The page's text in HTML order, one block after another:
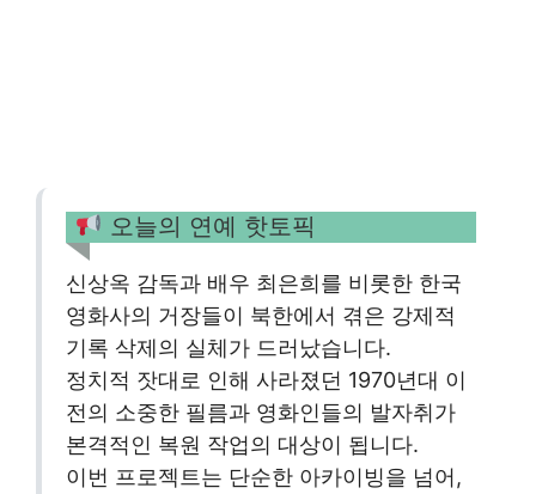
오늘의 연예 핫토픽
신상옥 감독과 배우 최은희를 비롯한 한국
영화사의 거장들이 북한에서 겪은 강제적
기록 삭제의 실체가 드러났습니다.
정치적 잣대로 인해 사라졌던 1970년대 이
전의 소중한 필름과 영화인들의 발자취가
본격적인 복원 작업의 대상이 됩니다.
이번 프로젝트는 단순한 아카이빙을 넘어,